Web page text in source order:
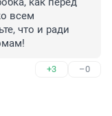
всем
что и ради
+3 –0